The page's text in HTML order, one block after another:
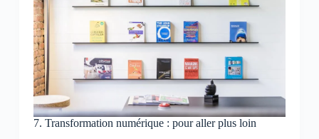
7. Transformation numérique : pour aller plus loin